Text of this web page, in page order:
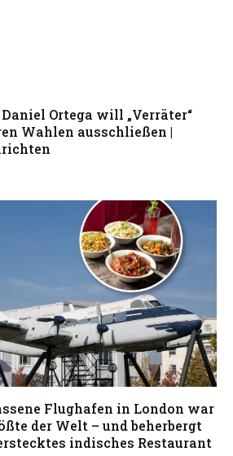
Ortega will „Verräter“
Wahlen ausschließen |
Flughafen in London war
der Welt – und beherbergt
indisches Restaurant